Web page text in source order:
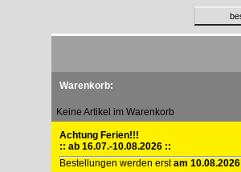
Warenkorb:
Keine Artikel im Warenkorb
Achtung Ferien!!!
:: ab 16.07.-10.08.2026 ::
Bestellungen werden erstam 10.08.2026